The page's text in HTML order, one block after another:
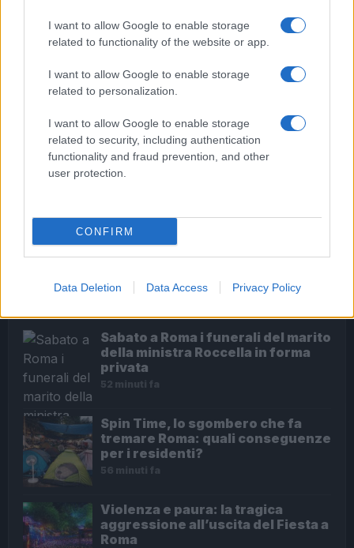
I want to allow Google to enable storage
related to functionality of the website or app.
I want to allow Google to enable storage
related to personalization.
I want to allow Google to enable storage
related to security, including authentication
functionality and fraud prevention, and other
user protection.
CONFIRM
Data Deletion Data Access Privacy Policy
Caos al cimitero Flaminio: a rischio le cremazioni
sul bando del Campidoglio
ULTIME NOTIZIE
Sabato a Roma i funerali del marito
della ministra Roccella in forma
privata
52 minuti fa
Spin Time, lo sgombero che fa
tremare Roma: quali conseguenze
per i residenti?
56 minuti fa
Violenza e paura: la tragica
aggressione all’uscita del Fiesta a
Roma